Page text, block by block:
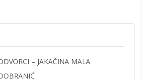
– JAKAČINA MALA